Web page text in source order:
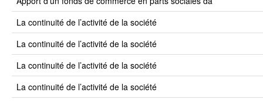
la continuité de l’activité de la société
la continuité de l’activité de la société
la continuité de l’activité de la société
la continuité de l’activité de la société